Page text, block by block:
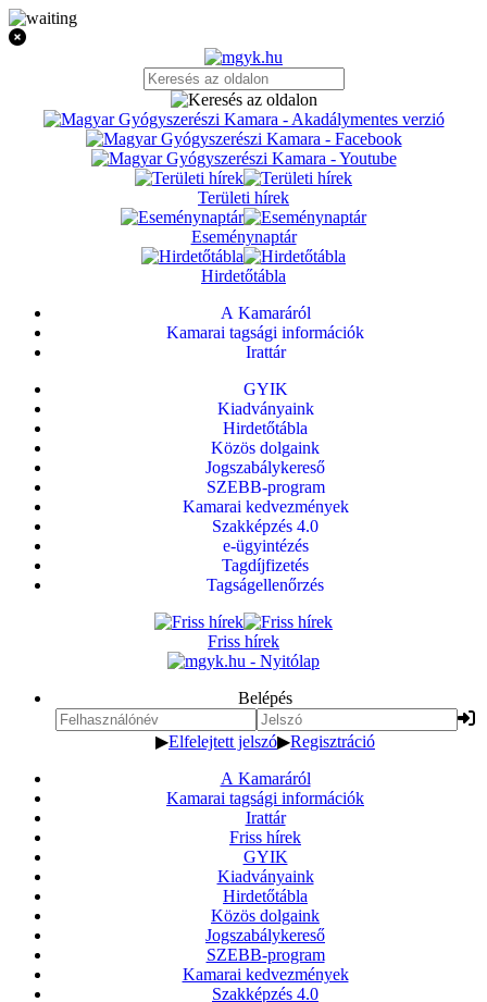
Területi hírek
Eseménynaptár
Hirdetőtábla
A Kamaráról
Kamarai tagsági információk
Irattár
GYIK
Kiadványaink
Hirdetőtábla
Közös dolgaink
Jogszabálykereső
SZEBB-program
Kamarai kedvezmények
Szakképzés 4.0
e-ügyintézés
Tagdíjfizetés
Tagságellenőrzés
Friss hírek
Belépés
▶Elfelejtett jelszó▶Regisztráció
A Kamaráról
Kamarai tagsági információk
Irattár
Friss hírek
GYIK
Kiadványaink
Hirdetőtábla
Közös dolgaink
Jogszabálykereső
SZEBB-program
Kamarai kedvezmények
Szakképzés 4.0